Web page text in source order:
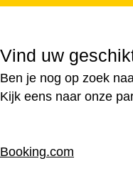
Vind uw
Ben je nog op zoek
Kijk eens naar onze
Booking.com